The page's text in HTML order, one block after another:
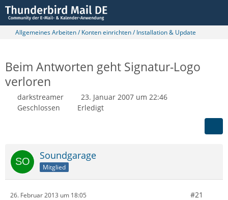
Allgemeines Arbeiten / Konten einrichten / Installation & Update
Beim Antworten geht Signatur-Logo
verloren
darkstreamer
23. Januar 2007 um 22:46
Geschlossen
Erledigt
Soundgarage
Mitglied
26. Februar 2013 um 18:05 #21